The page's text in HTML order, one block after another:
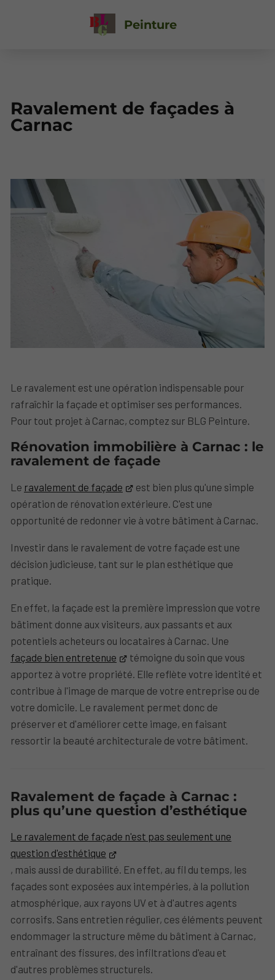
Peinture
Ravalement de façades à
Carnac
Le ravalement est une opération indispensable pour
rafraîchir la façade et optimiser ses performances.
Pour tout projet à Carnac, comptez sur BLG Peinture.
Rénovation immobilière à Carnac : le
ravalement de façade
Le ravalement de façade
est bien plus qu'une simple
opération de rénovation extérieure. C'est une
opportunité de redonner vie à votre bâtiment à Carnac.
Investir dans le ravalement de votre façade est une
décision judicieuse, tant sur le plan esthétique que
pratique.
En effet, la façade est la première impression que votre
bâtiment donne aux visiteurs, aux passants et aux
potentiels acheteurs ou locataires à Carnac. Une
façade bien entretenue
témoigne du soin que vous
apportez à votre propriété. Elle reflète votre identité et
contribue à l'image de marque de votre entreprise ou de
votre domicile. Le ravalement permet donc de
préserver et d'améliorer cette image, en faisant
ressortir la beauté architecturale de votre bâtiment.
Ravalement de façade à Carnac :
plus qu’une question d’esthétique
Le ravalement de façade n'est pas seulement une
question d'esthétique
, mais aussi de durabilité. En effet, au fil du temps, les
façades sont exposées aux intempéries, à la pollution
atmosphérique, aux rayons UV et à d'autres agents
corrosifs. Sans entretien régulier, ces éléments peuvent
endommager la structure même du bâtiment à Carnac,
entraînant des fissures, des infiltrations d'eau et
d'autres problèmes structurels.